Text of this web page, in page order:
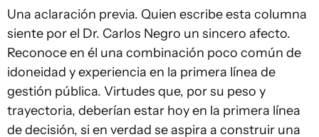
Una aclaración previa. Quien escribe esta columna
siente por el Dr. Carlos Negro un sincero afecto.
Reconoce en él una combinación poco común de
idoneidad y experiencia en la primera línea de
gestión pública. Virtudes que, por su peso y
trayectoria, deberían estar hoy en la primera línea
de decisión, si en verdad se aspira a construir una